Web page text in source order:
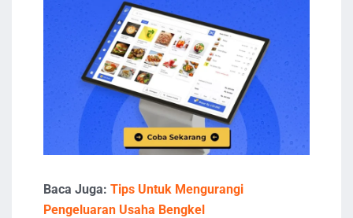
Baca Juga: Tips Untuk Mengurangi
Pengeluaran Usaha Bengkel